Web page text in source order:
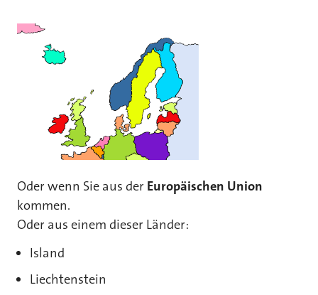
Oder wenn Sie aus der Europäischen Union
kommen.
Oder aus einem dieser Länder:
Island
Liechtenstein